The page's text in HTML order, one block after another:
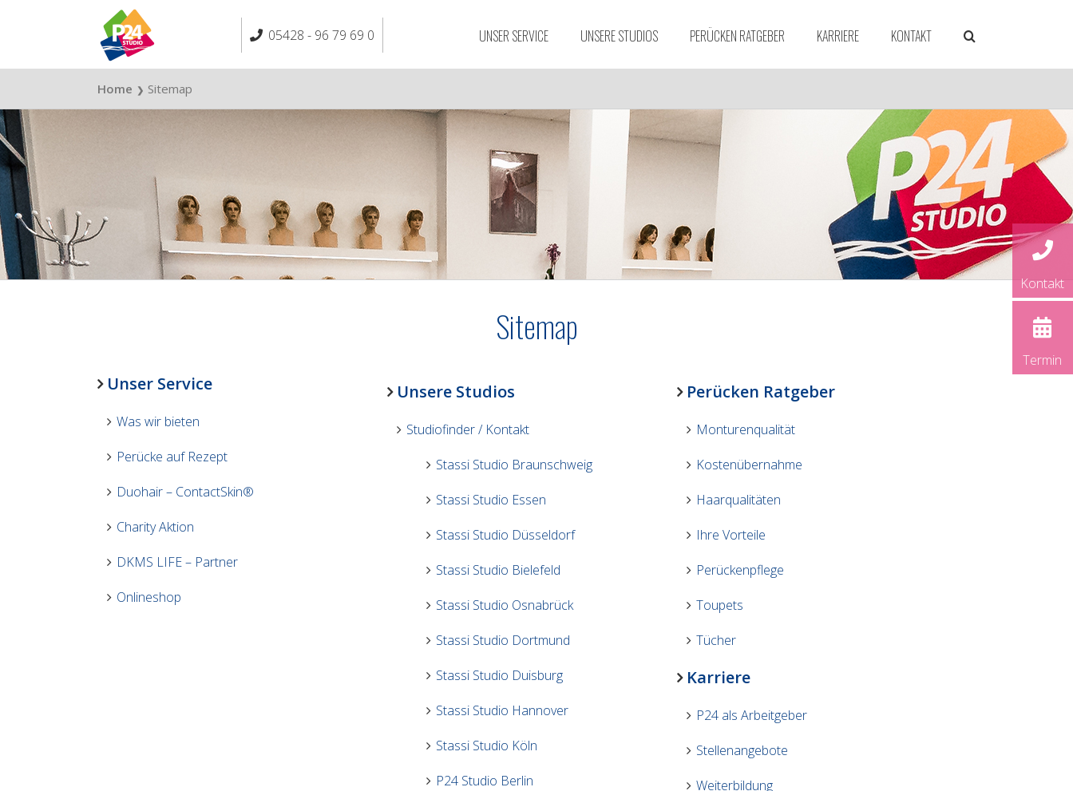
05428 - 96 79 69 0 UNSER SERVICE UNSERE STUDIOS
Stassi Studio
Braunschweig
Stassi Studio Essen
Stassi Studio Düsseldorf
Stassi Studio Osnabrück
Stassi Studio Dortmund
P24 Studio Leipzig
P24 Studio Chemnitz
Stassi Studio Nürnberg
PERÜCKEN RATGEBER KARRIERE KONTAKT
Home ❯ Sitemap
Sitemap
Unser Service
Was wir bieten
Perücke auf Rezept
Duohair – ContactSkin®
Charity Aktion
DKMS LIFE – Partner
Onlineshop
Unsere Studios
Studiofinder / Kontakt
Stassi Studio Braunschweig
Stassi Studio Essen
Stassi Studio Düsseldorf
Stassi Studio Bielefeld
Stassi Studio Osnabrück
Stassi Studio Dortmund
Stassi Studio Duisburg
Stassi Studio Hannover
Stassi Studio Köln
P24 Studio Berlin
Perücken Ratgeber
Monturenqualität
Kostenübernahme
Haarqualitäten
Ihre Vorteile
Perückenpflege
Toupets
Tücher
Karriere
P24 als Arbeitgeber
Stellenangebote
Weiterbildung
Kontakt
Termin